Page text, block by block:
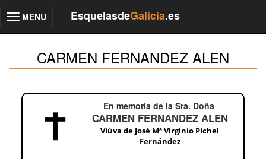
Toggle
MENU EsquelasdeGalicia.es
CARMEN FERNANDEZ ALEN
En memoria de la Sra. Doña
CARMEN FERNANDEZ ALEN
Viúva de José Mª Virginio Pichel
Fernández